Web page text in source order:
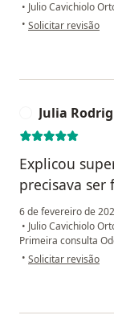
• Julio Cavichiolo
• na opinião do
Solicitar revisão
Julia
Explicou
precisava ser
6 de fevereiro de
• Julio Cavichiolo
Primeira consulta
• na opinião do
Solicitar revisão